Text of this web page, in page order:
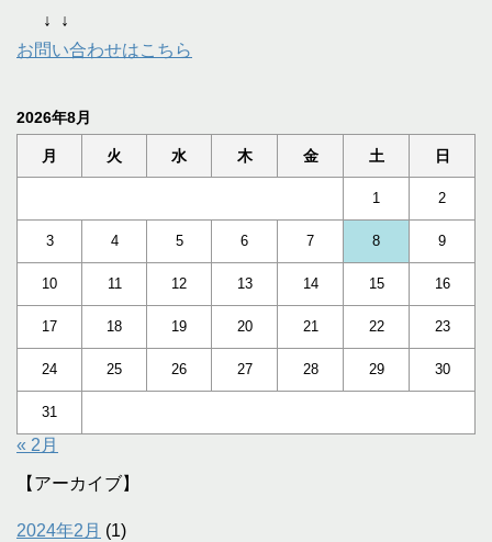
↓
↓
お問い合わせはこちら
2026年8月
月 火 水 木 金 土 日
1 2
3 4 5 6 7 8 9
10 11 12 13 14 15 16
17 18 19 20 21 22 23
24 25 26 27 28 29 30
31
« 2月
【アーカイブ】
2024年2月 (1)